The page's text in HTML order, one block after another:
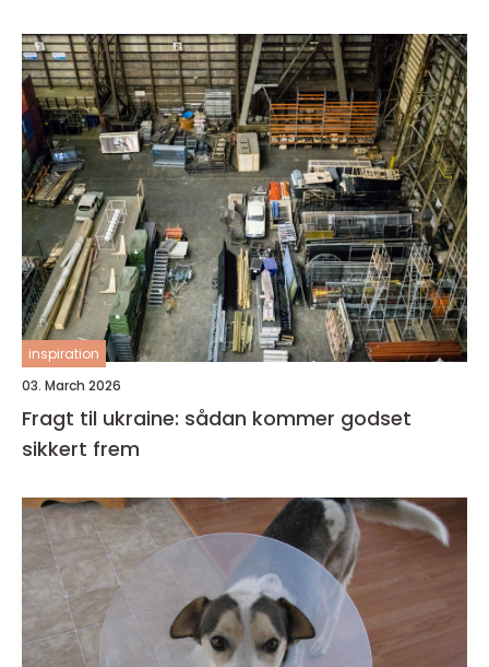
inspiration
03. March 2026
Fragt til ukraine: sådan kommer godset
sikkert frem